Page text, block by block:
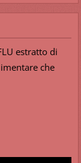
estratto di
che